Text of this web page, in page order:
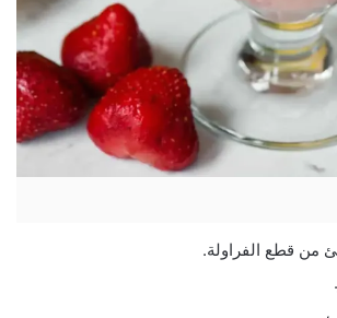
من قطع الفراولة.